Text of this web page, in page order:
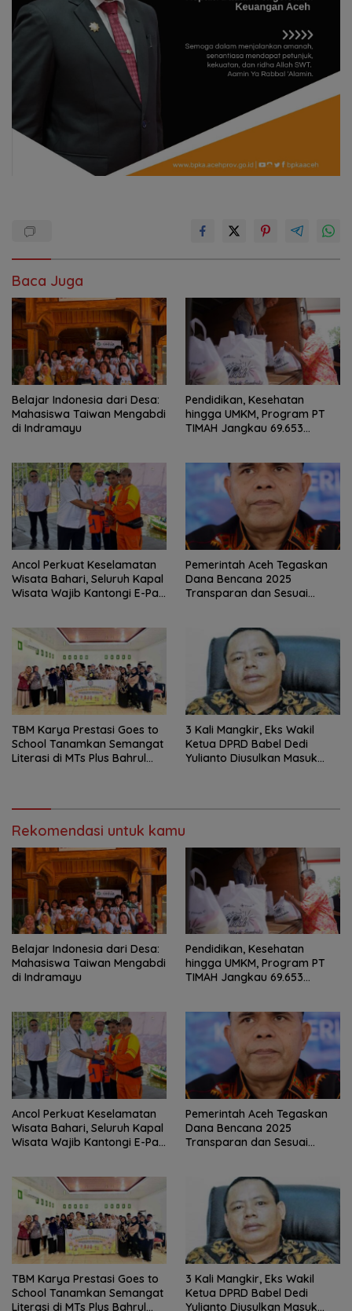
Baca Juga
Belajar Indonesia dari Desa:
Mahasiswa Taiwan Mengabdi
di Indramayu
Pendidikan, Kesehatan
hingga UMKM, Program PT
TIMAH Jangkau 69.653
Ancol Perkuat Keselamatan
Wisata Bahari, Seluruh Kapal
Wisata Wajib Kantongi E-Pas
Pemerintah Aceh Tegaskan
Dana Bencana 2025
Transparan dan Sesuai
TBM Karya Prestasi Goes to
School Tanamkan Semangat
Literasi di MTs Plus Bahrul
3 Kali Mangkir, Eks Wakil
Ketua DPRD Babel Dedi
Yulianto Diusulkan Masuk
Rekomendasi untuk kamu
Belajar Indonesia dari Desa:
Mahasiswa Taiwan Mengabdi
di Indramayu
Pendidikan, Kesehatan
hingga UMKM, Program PT
TIMAH Jangkau 69.653
Ancol Perkuat Keselamatan
Wisata Bahari, Seluruh Kapal
Wisata Wajib Kantongi E-Pas
Pemerintah Aceh Tegaskan
Dana Bencana 2025
Transparan dan Sesuai
TBM Karya Prestasi Goes to
School Tanamkan Semangat
Literasi di MTs Plus Bahrul
3 Kali Mangkir, Eks Wakil
Ketua DPRD Babel Dedi
Yulianto Diusulkan Masuk